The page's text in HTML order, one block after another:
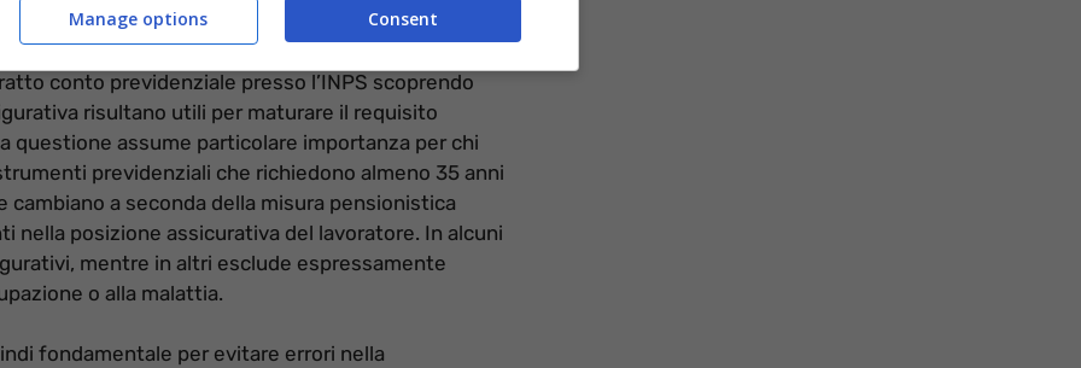
valgono davvero (Informazioneoggi.it)
conto previdenziale presso l’INPS scoprendo
risultano utili per maturare il requisito
assume particolare importanza per chi
previdenziali che richiedono almeno 35 anni
a seconda della misura pensionistica
posizione assicurativa del lavoratore. In alcuni
mentre in altri esclude espressamente
o alla malattia.
fondamentale per evitare errori nella
Consent
Manage options